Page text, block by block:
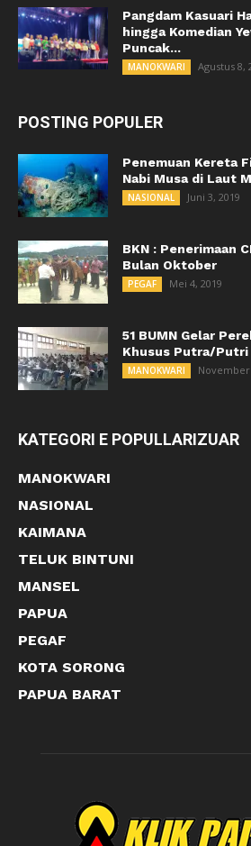
Pangdam Kasuari
hingga Komedian
Puncak...
MANOKWARI Agustus 8,
POSTING POPULER
Penemuan Kereta
Nabi Musa di Laut
NASIONAL Juni 3, 2019
BKN : Penerimaan
Bulan Oktober
PEGAF Mei 4, 2019
51 BUMN Gelar
Khusus Putra/Putri
MANOKWARI November
KATEGORI E POPULLARIZUAR
MANOKWARI
NASIONAL
KAIMANA
TELUK BINTUNI
MANSEL
PAPUA
PEGAF
KOTA SORONG
PAPUA BARAT